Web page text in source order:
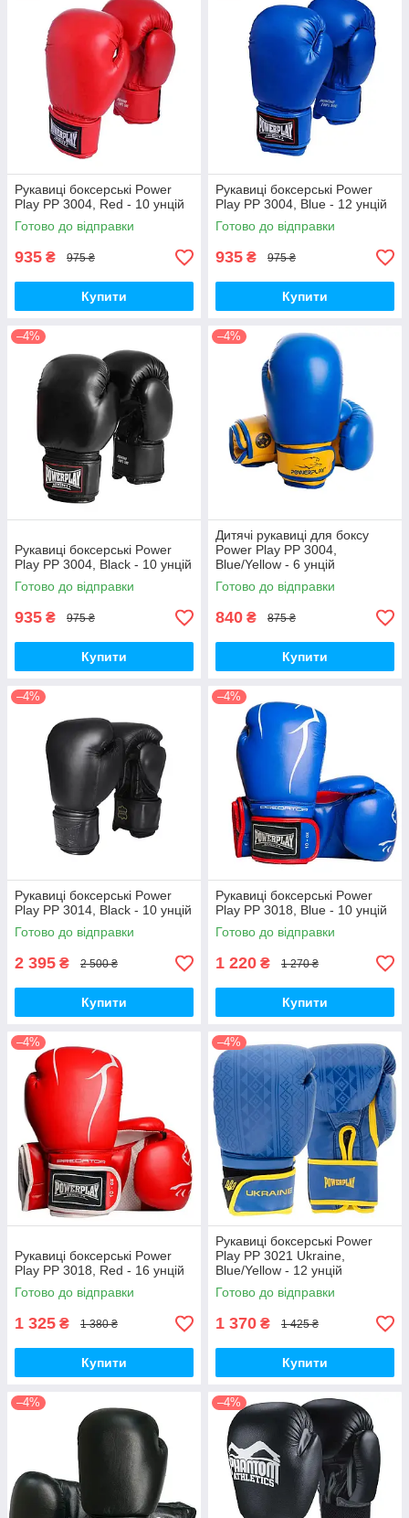
Рукавиці боксерські Power
Play PP 3004, Red - 10 унцій
Готово до відправки
935 ₴ 975 ₴
Купити
Рукавиці боксерські Power
Play PP 3004, Blue - 12 унцій
Готово до відправки
935 ₴ 975 ₴
Купити
–4%
Рукавиці боксерські Power
Play PP 3004, Black - 10 унцій
Готово до відправки
935 ₴ 975 ₴
Купити
–4%
Дитячі рукавиці для боксу
Power Play PP 3004,
Blue/Yellow - 6 унцій
Готово до відправки
840 ₴ 875 ₴
Купити
–4%
Рукавиці боксерські Power
Play PP 3014, Black - 10 унцій
Готово до відправки
2 395 ₴ 2 500 ₴
Купити
–4%
Рукавиці боксерські Power
Play PP 3018, Blue - 10 унцій
Готово до відправки
1 220 ₴ 1 270 ₴
Купити
–4%
Рукавиці боксерські Power
Play PP 3018, Red - 16 унцій
Готово до відправки
1 325 ₴ 1 380 ₴
Купити
–4%
Рукавиці боксерські Power
Play PP 3021 Ukraine,
Blue/Yellow - 12 унцій
Готово до відправки
1 370 ₴ 1 425 ₴
Купити
–4% –4%